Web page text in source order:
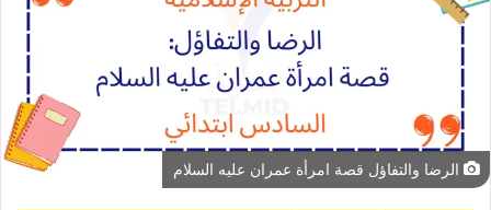
الرضا والتفاؤل قصة امرأة عمران عليه السلام